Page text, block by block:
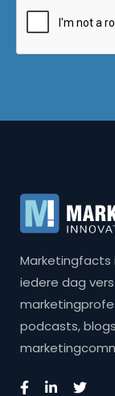
Marketingfacts
iedere dag
podcasts,